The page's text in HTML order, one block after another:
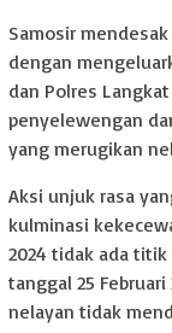
Samosir
dengan
dan Polres
penyelewengan
yang merugikan
Aksi unjuk rasa
kulminasi
2024 tidak ada titik
tanggal 25
nelayan tidak